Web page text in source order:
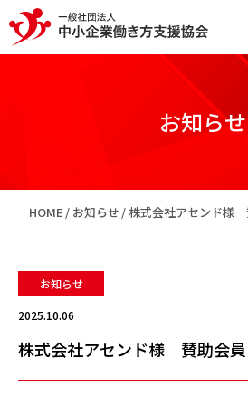
お知らせ
HOME お知らせ 株式会社アセンド様
お知らせ
2025.10.06
株式会社アセンド様 賛助会